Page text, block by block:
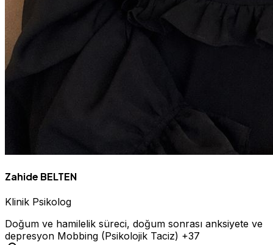
Zahide BELTEN
Klinik Psikolog
Doğum ve hamilelik süreci, doğum sonrası anksiyete ve
depresyon Mobbing (Psikolojik Taciz) +37